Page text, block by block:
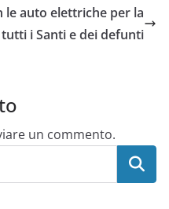
le auto elettriche per la
i Santi e dei defunti
un commento.